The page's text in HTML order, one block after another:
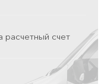
расчетный счет